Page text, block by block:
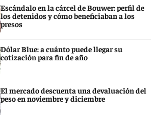
Escándalo en la cárcel de Bouwer: perfil de
los detenidos y cómo beneficiaban a los
presos
Dólar Blue: a cuánto puede llegar su
cotización para fin de año
El mercado descuenta una devaluación del
peso en noviembre y diciembre